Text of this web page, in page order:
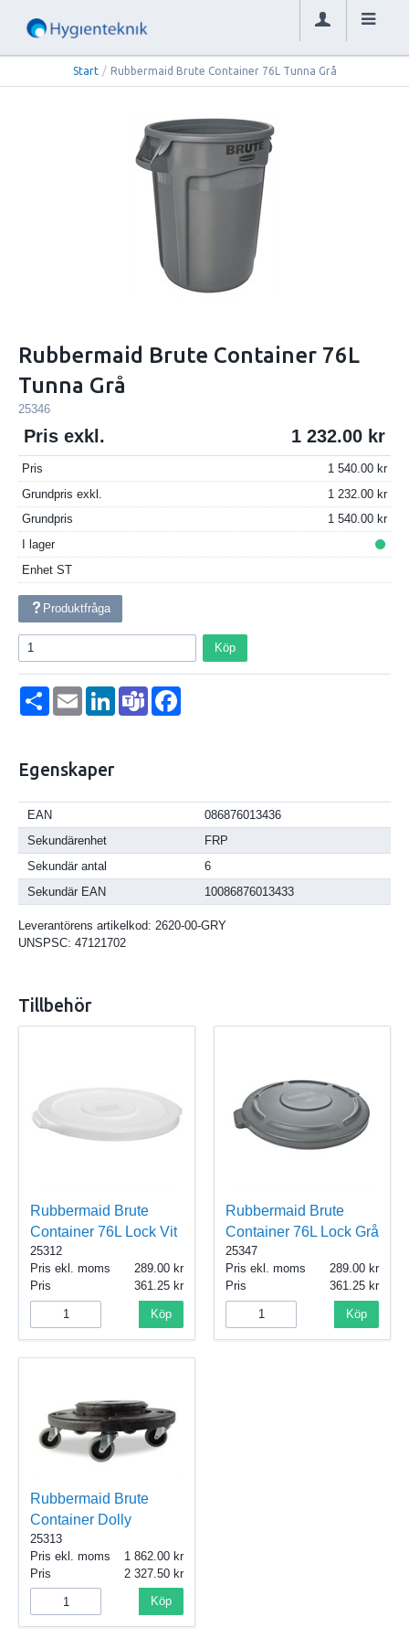
Start / Rubbermaid Brute Container 76L Tunna Grå
Rubbermaid Brute Container 76L
Tunna Grå
25346
Pris exkl. 1 232.00
Pris
1 540.00
Grundpris exkl.
1 232.00
Grundpris
1 540.00
I lager
Enhet ST
Produktfråga
Köp
Dela Email LinkedInTeams
Egenskaper
EAN
086876013436
Sekundärenhet
FRP
Sekundär antal
6
Sekundär EAN
10086876013433
Leverantörens artikelkod: 2620-00-GRY
UNSPSC: 47121702
Tillbehör
Rubbermaid Brute
Container 76L Lock Vit
25312
Pris ekl. moms
289.00
Pris
361.25
Köp
Rubbermaid Brute
Container 76L Lock Grå
25347
Pris ekl. moms
289.00
Pris
361.25
Köp
Rubbermaid Brute
Container Dolly
25313
Pris ekl. moms
1 862.00
Pris
2 327.50
Köp